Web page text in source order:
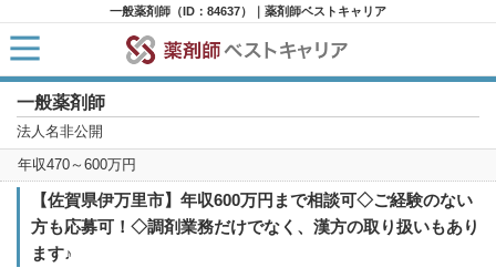
一般薬剤師（ID：84637）｜薬剤師ベストキャリア
一般薬剤師
法人名非公開
年収470～600万円
【佐賀県伊万里市】年収600万円まで相談可◇ご経験のない
方も応募可！◇調剤業務だけでなく、漢方の取り扱いもあり
ます♪
HOME
求人検索
新着求人
求人ランキング
キャリアアドバイザー紹介
コラム
転職支援サービスに申し込む